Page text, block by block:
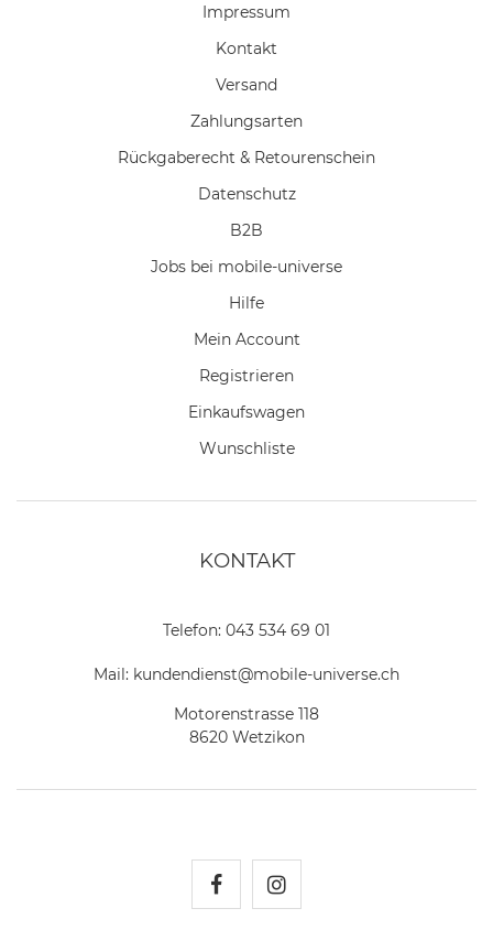
Impressum
Kontakt
Versand
Zahlungsarten
Rückgaberecht & Retourenschein
Datenschutz
B2B
Jobs bei mobile-universe
Hilfe
Mein Account
Registrieren
Einkaufswagen
Wunschliste
KONTAKT
Telefon: 043 534 69 01
Mail: kundendienst@mobile-universe.ch
Motorenstrasse 118
8620 Wetzikon